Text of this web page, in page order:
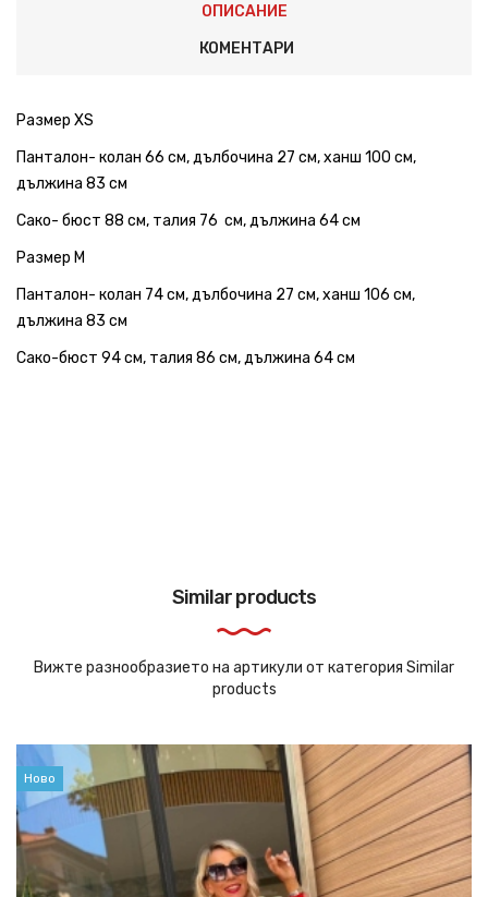
ОПИСАНИЕ
КОМЕНТАРИ
Размер XS
Панталон- колан 66 см, дълбочина 27 см, ханш 100 см,
дължина 83 см
Сако- бюст 88 см, талия 76 см, дължина 64 см
Размер М
Панталон- колан 74 см, дълбочина 27 см, ханш 106 см,
дължина 83 см
Сако-бюст 94 см, талия 86 см, дължина 64 см
Similar products
Вижте разнообразието на артикули от категория Similar
products
Ново